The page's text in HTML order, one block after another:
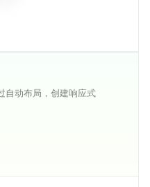
自动布局，创建响应式